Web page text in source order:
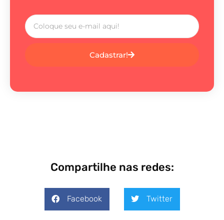
Cadastrar!
Compartilhe nas redes:
Facebook Twitter